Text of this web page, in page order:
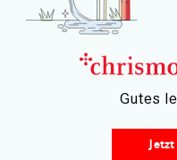
ein, Kultur
und fern,
– Gutes